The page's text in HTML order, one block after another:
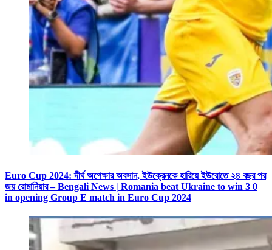
Euro Cup 2024: দীর্ঘ অপেক্ষার অবসান, ইউক্রেনকে হারিয়ে ইউরোতে ২৪ বছর পর
জয় রোমানিয়ার – Bengali News | Romania beat Ukraine to win 3 0
in opening Group E match in Euro Cup 2024